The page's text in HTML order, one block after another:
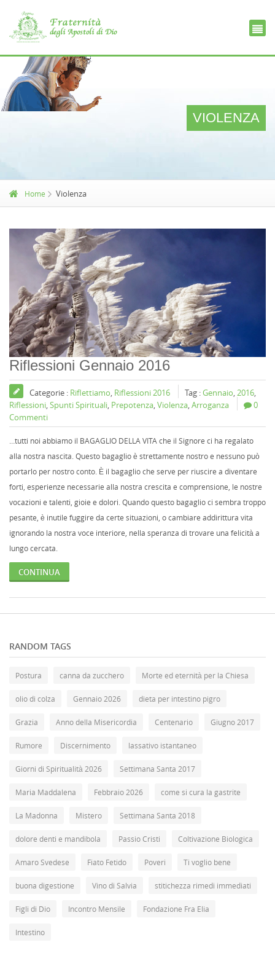
VIOLENZA
Home Violenza
Riflessioni Gennaio 2016
Categorie : Riflettiamo, Riflessioni 2016 Tag :Gennaio,2016,
Riflessioni,Spunti Spirituali, Prepotenza,Violenza,Arroganza
0
Commenti
…tutti noi abbiamo il BAGAGLIO DELLA VITA che il Signore ci ha regalato
alla nostra nascita. Questo bagaglio è strettamente nostro e nessuno può
portarlo per nostro conto. È il bagaglio che serve per riuscire a diventare
forti, esperienze necessarie alla nostra crescita e comprensione, le nostre
vocazioni e talenti, gioie e dolori. Quando questo bagaglio ci sembra troppo
pesante, è inutile fuggire da certe situazioni, o cambiare addirittura vita
ignorando la nostra voce interiore, nella speranza di trovare una felicità a
lungo cercata.
CONTINUA
RANDOM TAGS
Postura canna da zucchero Morte ed eternità per la Chiesa
olio di colza Gennaio 2026 dieta per intestino pigro
Grazia Anno della Misericordia Centenario Giugno 2017
Rumore Discernimento lassativo istantaneo
Giorni di Spiritualità 2026 Settimana Santa 2017
Maria Maddalena Febbraio 2026 come si cura la gastrite
La Madonna Mistero Settimana Santa 2018
dolore denti e mandibola Passio Cristi Coltivazione Biologica
Amaro Svedese Fiato Fetido Poveri Ti voglio bene
buona digestione Vino di Salvia stitichezza rimedi immediati
Figli di Dio Incontro Mensile Fondazione Fra Elia
Intestino